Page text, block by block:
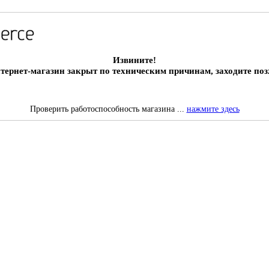
Извините!
магазин закрыт по техническим причинам, заходите
Проверить работоспособность магазина ... нажмите здесь